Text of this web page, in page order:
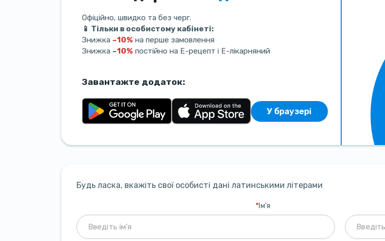
Офіційно, швидко та без черг.
📱 Тільки в особистому кабінеті:
Знижка –10% на перше замовлення
Знижка –10% постійно на Е-рецепт і Е-лікарняний
Завантажте додаток:
У браузері
Будь ласка, вкажіть свої особисті дані латинськими літерами
Ім'я
*